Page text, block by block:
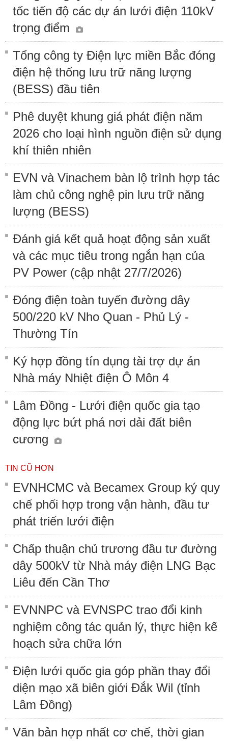
tốc tiến độ các dự án lưới điện 110kV
trọng điểm
Tổng công ty Điện lực miền Bắc đóng
điện hệ thống lưu trữ năng lượng
(BESS) đầu tiên
Phê duyệt khung giá phát điện năm
2026 cho loại hình nguồn điện sử dụng
khí thiên nhiên
EVN và Vinachem bàn lộ trình hợp tác
làm chủ công nghệ pin lưu trữ năng
lượng (BESS)
Đánh giá kết quả hoạt động sản xuất
và các mục tiêu trong ngắn hạn của
PV Power (cập nhật 27/7/2026)
Đóng điện toàn tuyến đường dây
500/220 kV Nho Quan - Phủ Lý -
Thường Tín
Ký hợp đồng tín dụng tài trợ dự án
Nhà máy Nhiệt điện Ô Môn 4
Lâm Đồng - Lưới điện quốc gia tạo
động lực bứt phá nơi dải đất biên
cương
TIN CŨ HƠN
EVNHCMC và Becamex Group ký quy
chế phối hợp trong vận hành, đầu tư
phát triển lưới điện
Chấp thuận chủ trương đầu tư đường
dây 500kV từ Nhà máy điện LNG Bạc
Liêu đến Cần Thơ
EVNNPC và EVNSPC trao đổi kinh
nghiệm công tác quản lý, thực hiện kế
hoạch sửa chữa lớn
Điện lưới quốc gia góp phần thay đổi
diện mạo xã biên giới Đắk Wil (tỉnh
Lâm Đồng)
Văn bản hợp nhất cơ chế, thời gian